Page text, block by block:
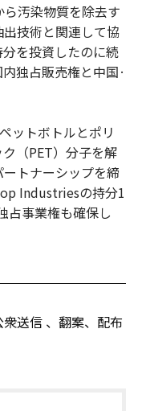
汚染物質を除去す
技術と関連して協
を投資したのに続
独占販売権と中国·
ットボトルとポリ
（PET）分子を解
トナーシップを締
Industriesの持分1
占事業権も確保し
送信 、翻案、配布